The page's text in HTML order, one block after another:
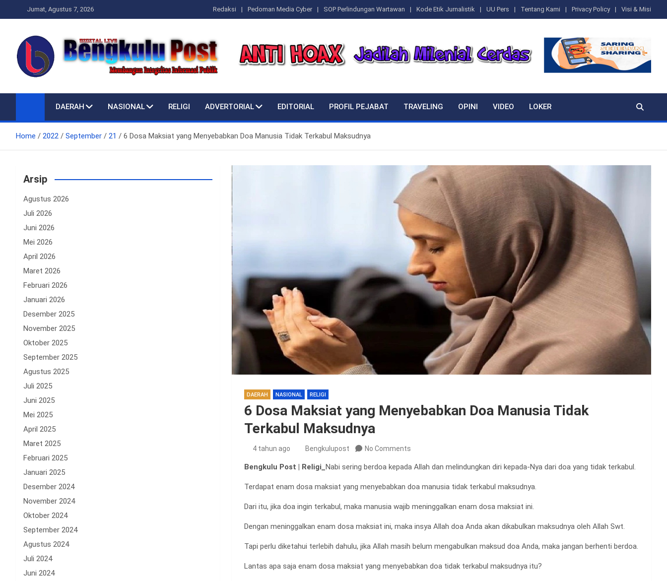
to
Jumat, Agustus 7, 2026 Redaksi Pedoman Media Cyber SOP Perlindungan Wartawan Kode Etik Jurnalistik UU Pers Tentang Kami Privacy Policy Visi & Misi
Bengkulupost.id
DAERAH NASIONAL RELIGI ADVERTORIAL EDITORIAL PROFIL PEJABAT TRAVELING OPINI VIDEO LOKER
Home 2022 September 21 6 Dosa Maksiat yang Menyebabkan Doa Manusia Tidak Terkabul Maksudnya
DAERAH NASIONAL RELIGI
6 Dosa Maksiat yang Menyebabkan Doa Manusia Tidak
Terkabul Maksudnya
4 tahun ago Bengkulupost No Comments
Bengkulu Post | Religi_ Nabi sering berdoa kepada Allah dan melindungkan diri kepada-Nya dari doa yang tidak terkabul.
Terdapat enam dosa maksiat yang menyebabkan doa manusia tidak terkabul maksudnya.
Dari itu, jika doa ingin terkabul, maka manusia wajib meninggalkan enam dosa maksiat ini.
Dengan meninggalkan enam dosa maksiat ini, maka insya Allah doa Anda akan dikabulkan maksudnya oleh Allah Swt.
Tapi perlu diketahui terlebih dahulu, jika Allah masih belum mengabulkan maksud doa Anda, maka jangan berhenti berdoa.
Lantas apa saja enam dosa maksiat yang menyebabkan doa tidak terkabul maksudnya itu?
Arsip
Agustus 2026
Juli 2026
Juni 2026
Mei 2026
April 2026
Maret 2026
Februari 2026
Januari 2026
Desember 2025
November 2025
Oktober 2025
September 2025
Agustus 2025
Juli 2025
Juni 2025
Mei 2025
April 2025
Maret 2025
Februari 2025
Januari 2025
Desember 2024
November 2024
Oktober 2024
September 2024
Agustus 2024
Juli 2024
Juni 2024